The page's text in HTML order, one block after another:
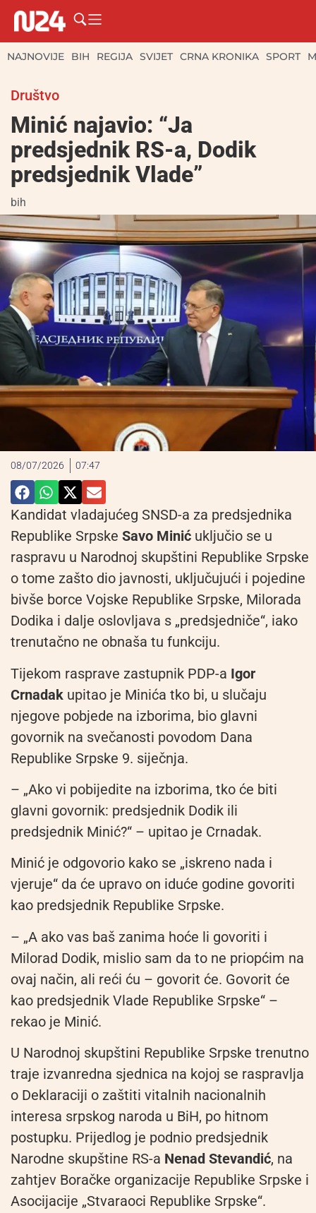
NAJNOVIJE BIH REGIJA SVIJET CRNA KRONIKA SPORT
Društvo
Minić najavio: “Ja
predsjednik RS-a, Dodik
predsjednik Vlade”
bih
08/07/2026 07:47
Kandidat vladajućeg SNSD-a za predsjednika
Republike Srpske Savo Minić uključio se u
raspravu u Narodnoj skupštini Republike Srpske
o tome zašto dio javnosti, uključujući i pojedine
bivše borce Vojske Republike Srpske, Milorada
Dodika i dalje oslovljava s „predsjedniče“, iako
trenutačno ne obnaša tu funkciju.
Tijekom rasprave zastupnik PDP-a Igor
Crnadak upitao je Minića tko bi, u slučaju
njegove pobjede na izborima, bio glavni
govornik na svečanosti povodom Dana
Republike Srpske 9. siječnja.
– „Ako vi pobijedite na izborima, tko će biti
glavni govornik: predsjednik Dodik ili
predsjednik Minić?“ – upitao je Crnadak.
Minić je odgovorio kako se „iskreno nada i
vjeruje“ da će upravo on iduće godine govoriti
kao predsjednik Republike Srpske.
– „A ako vas baš zanima hoće li govoriti i
Milorad Dodik, mislio sam da to ne priopćim na
ovaj način, ali reći ću – govorit će. Govorit će
kao predsjednik Vlade Republike Srpske“ –
rekao je Minić.
U Narodnoj skupštini Republike Srpske trenutno
traje izvanredna sjednica na kojoj se raspravlja
o Deklaraciji o zaštiti vitalnih nacionalnih
interesa srpskog naroda u BiH, po hitnom
postupku. Prijedlog je podnio predsjednik
Narodne skupštine RS-a Nenad Stevandić, na
zahtjev Boračke organizacije Republike Srpske i
Asocijacije „Stvaraoci Republike Srpske“.